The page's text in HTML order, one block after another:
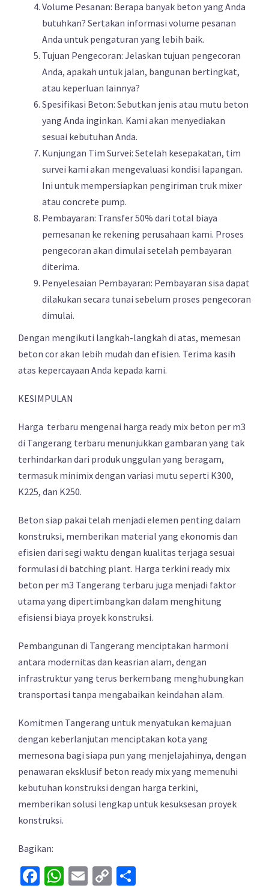
Volume Pesanan: Berapa banyak beton yang Anda
butuhkan? Sertakan informasi volume pesanan
Anda untuk pengaturan yang lebih baik.
Tujuan Pengecoran: Jelaskan tujuan pengecoran
Anda, apakah untuk jalan, bangunan bertingkat,
atau keperluan lainnya?
Spesifikasi Beton: Sebutkan jenis atau mutu beton
yang Anda inginkan. Kami akan menyediakan
sesuai kebutuhan Anda.
Kunjungan Tim Survei: Setelah kesepakatan, tim
survei kami akan mengevaluasi kondisi lapangan.
Ini untuk mempersiapkan pengiriman truk mixer
atau concrete pump.
Pembayaran: Transfer 50% dari total biaya
pemesanan ke rekening perusahaan kami. Proses
pengecoran akan dimulai setelah pembayaran
diterima.
Penyelesaian Pembayaran: Pembayaran sisa dapat
dilakukan secara tunai sebelum proses pengecoran
dimulai.
Dengan mengikuti langkah-langkah di atas, memesan
beton cor akan lebih mudah dan efisien. Terima kasih
atas kepercayaan Anda kepada kami.
KESIMPULAN
Harga terbaru mengenai harga ready mix beton per m3
di Tangerang terbaru menunjukkan gambaran yang tak
terhindarkan dari produk unggulan yang beragam,
termasuk minimix dengan variasi mutu seperti K300,
K225, dan K250.
Beton siap pakai telah menjadi elemen penting dalam
konstruksi, memberikan material yang ekonomis dan
efisien dari segi waktu dengan kualitas terjaga sesuai
formulasi di batching plant. Harga terkini ready mix
beton per m3 Tangerang terbaru juga menjadi faktor
utama yang dipertimbangkan dalam menghitung
efisiensi biaya proyek konstruksi.
Pembangunan di Tangerang menciptakan harmoni
antara modernitas dan keasrian alam, dengan
infrastruktur yang terus berkembang menghubungkan
transportasi tanpa mengabaikan keindahan alam.
Komitmen Tangerang untuk menyatukan kemajuan
dengan keberlanjutan menciptakan kota yang
memesona bagi siapa pun yang menjelajahinya, dengan
penawaran eksklusif beton ready mix yang memenuhi
kebutuhan konstruksi dengan harga terkini,
memberikan solusi lengkap untuk kesuksesan proyek
konstruksi.
Bagikan:
Facebook
WhatsApp
Email
Copy